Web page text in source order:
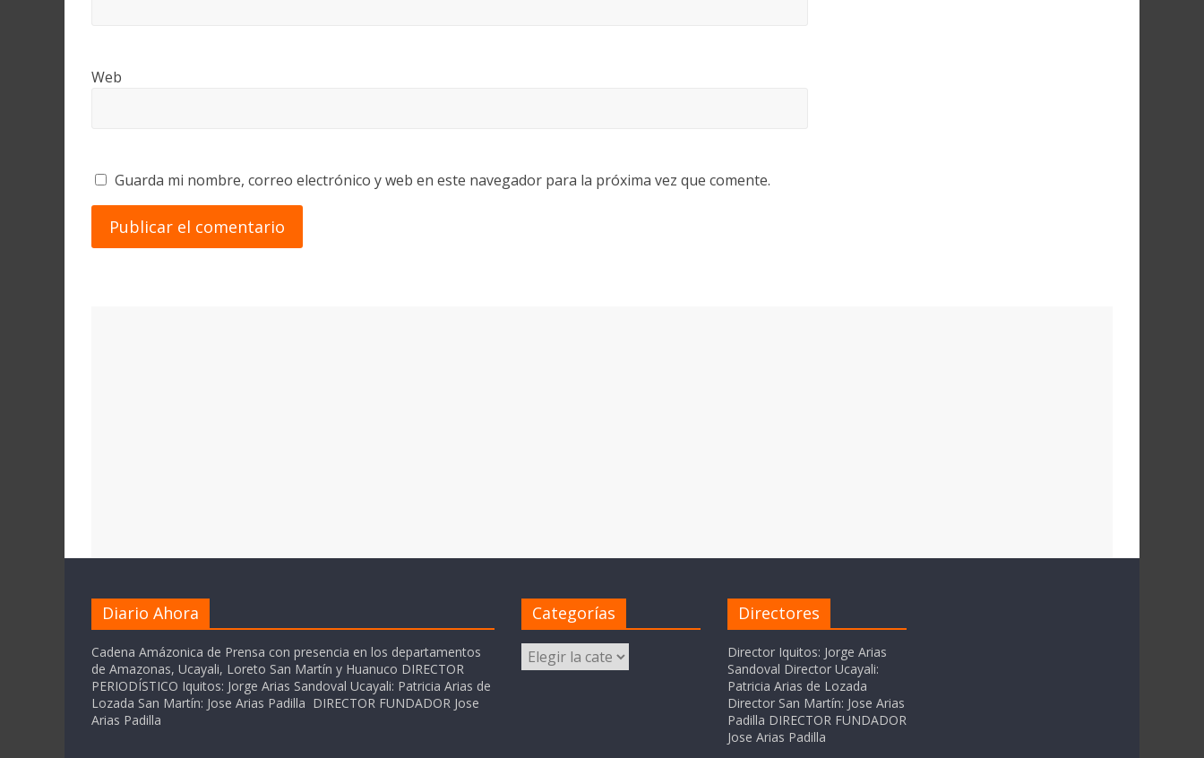
Web
Guarda mi nombre, correo electrónico y web en este navegador para la próxima vez que comente.
Diario Ahora
Cadena Amázonica de Prensa con presencia en los departamentos
de Amazonas, Ucayali, Loreto San Martín y Huanuco DIRECTOR
PERIODÍSTICO Iquitos: Jorge Arias Sandoval Ucayali: Patricia Arias de
Lozada San Martín: Jose Arias Padilla DIRECTOR FUNDADOR Jose
Arias Padilla
Categorías
Categorías
Directores
Director Iquitos: Jorge Arias
Sandoval Director Ucayali:
Patricia Arias de Lozada
Director San Martín: Jose Arias
Padilla DIRECTOR FUNDADOR
Jose Arias Padilla